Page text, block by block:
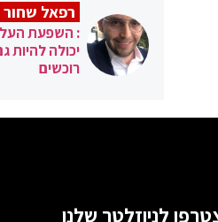
רפאל שחור
: השפעת
יכולה להיות
רוכשים
לניוזלטר שלנו